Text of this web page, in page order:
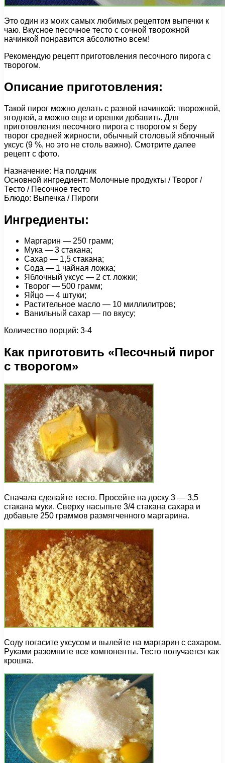
Это один из моих самых любимых рецептом выпечки к
чаю. Вкусное песочное тесто с сочной творожной
начинкой понравится абсолютно всем!
Рекомендую рецепт приготовления песочного пирога с
творогом.
Описание приготовления:
Такой пирог можно делать с разной начинкой: творожной,
ягодной, а можно еще и орешки добавить. Для
приготовления песочного пирога с творогом я беру
творог средней жирности, обычный столовый яблочный
уксус (9 %, но это не столь важно). Смотрите далее
рецепт с фото.
Назначение: На полдник
Основной ингредиент: Молочные продукты / Творог /
Тесто / Песочное тесто
Блюдо: Выпечка / Пироги
Ингредиенты:
Маргарин — 250 грамм;
Мука — 3 стакана;
Сахар — 1,5 стакана;
Сода — 1 чайная ложка;
Яблочный уксус — 2 ст. ложки;
Творог — 500 грамм;
Яйцо — 4 штуки;
Растительное масло — 10 миллилитров;
Ванильный сахар — по вкусу;
Количество порций: 3-4
Как приготовить «Песочный пирог
с творогом»
Сначала сделайте тесто. Просейте на доску 3 — 3,5
стакана муки. Сверху насыпьте 3/4 стакана сахара и
добавьте 250 граммов размягченного маргарина.
Соду погасите уксусом и вылейте на маргарин с сахаром.
Руками разомните все компоненты. Тесто получается как
крошка.